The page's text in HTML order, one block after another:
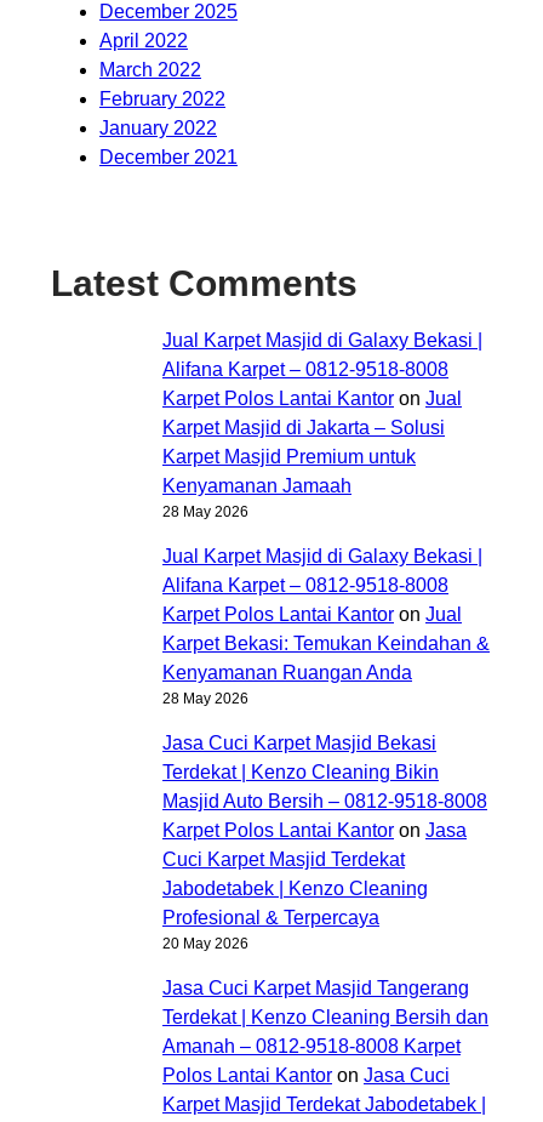
December 2025
April 2022
March 2022
February 2022
January 2022
December 2021
Latest Comments
Jual Karpet Masjid di Galaxy Bekasi |
Alifana Karpet – 0812-9518-8008
Karpet Polos Lantai Kantor on Jual
Karpet Masjid di Jakarta – Solusi
Karpet Masjid Premium untuk
Kenyamanan Jamaah
28 May 2026
Jual Karpet Masjid di Galaxy Bekasi |
Alifana Karpet – 0812-9518-8008
Karpet Polos Lantai Kantor on Jual
Karpet Bekasi: Temukan Keindahan &
Kenyamanan Ruangan Anda
28 May 2026
Jasa Cuci Karpet Masjid Bekasi
Terdekat | Kenzo Cleaning Bikin
Masjid Auto Bersih – 0812-9518-8008
Karpet Polos Lantai Kantor on Jasa
Cuci Karpet Masjid Terdekat
Jabodetabek | Kenzo Cleaning
Profesional & Terpercaya
20 May 2026
Jasa Cuci Karpet Masjid Tangerang
Terdekat | Kenzo Cleaning Bersih dan
Amanah – 0812-9518-8008 Karpet
Polos Lantai Kantor on Jasa Cuci
Karpet Masjid Terdekat Jabodetabek |